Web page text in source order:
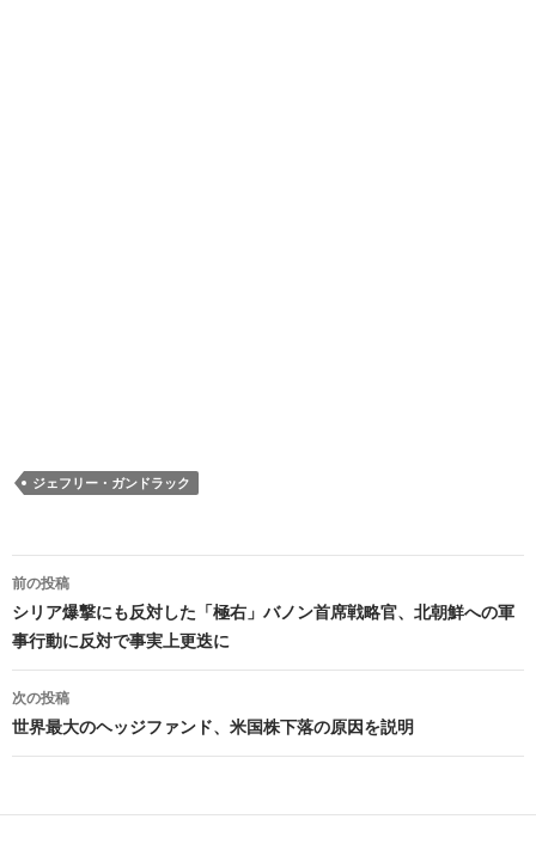
ジェフリー・ガンドラック
投
稿
ナ
ビ
ゲ
シ
前の投稿
シリア爆撃にも反対した「極右」バノン首席戦略官、北朝鮮への軍
事行動に反対で事実上更迭に
次の投稿
世界最大のヘッジファンド、米国株下落の原因を説明